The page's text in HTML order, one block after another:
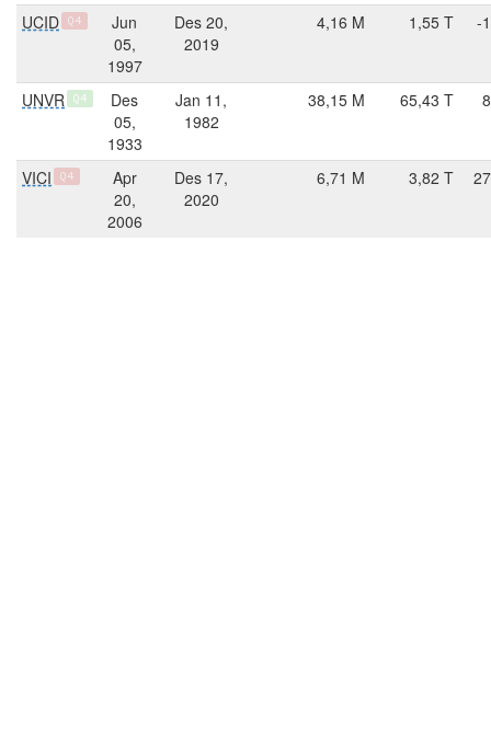
UCID Q4
Jun
05,
1997
Des 20,
2019
4,16 M 1,55 T -
UNVR Q4
Des
05,
1933
Jan 11,
1982
38,15 M 65,43 T
VICI Q4
Apr
20,
2006
Des 17,
2020
6,71 M 3,82 T